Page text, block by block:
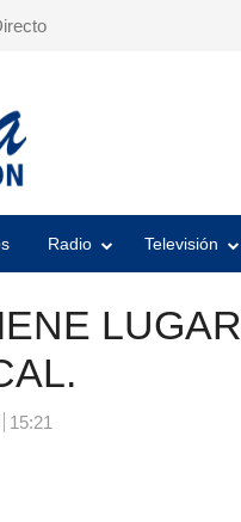
Radio Televisión
15:21